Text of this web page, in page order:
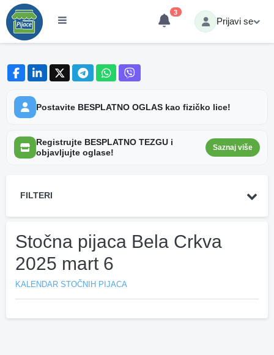
3
Prijavi se
Postavite BESPLATNO OGLAS kao fizičko lice!
Registrujte BESPLATNO TEZGU i
objavljujte oglase!
Saznaj više
FILTERI
Stočna pijaca Bela Crkva
2025 mart 6
KALENDAR STOČNIH PIJACA